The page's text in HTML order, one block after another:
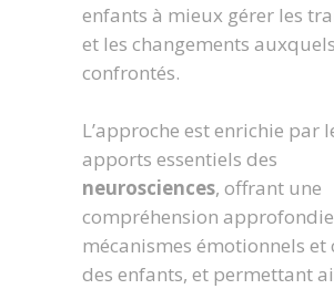
enfants à mieux gérer les
et les changements
confrontés.
L’approche est enrichie par
apports essentiels des
neurosciences, offrant une
compréhension
mécanismes émotionnels et
des enfants, et permettant